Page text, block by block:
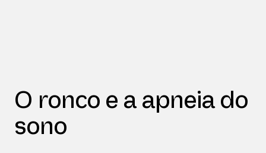
O ronco e a apneia do
sono